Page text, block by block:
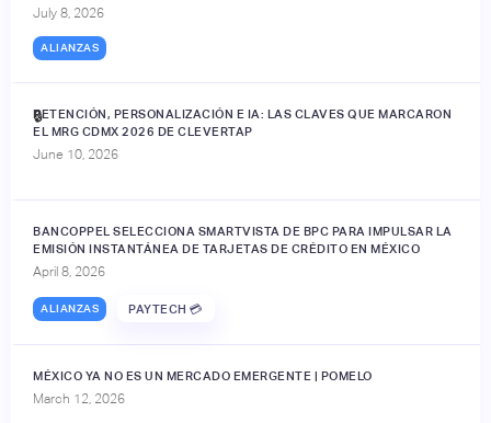
July 8, 2026
ALIANZAS
RETENCIÓN, PERSONALIZACIÓN E IA: LAS CLAVES QUE MARCARON
EL MRG CDMX 2026 DE CLEVERTAP
June 10, 2026
🔒
BANCOPPEL SELECCIONA SMARTVISTA DE BPC PARA IMPULSAR LA
EMISIÓN INSTANTÁNEA DE TARJETAS DE CRÉDITO EN MÉXICO
April 8, 2026
ALIANZAS PAYTECH 💳
MÉXICO YA NO ES UN MERCADO EMERGENTE | POMELO
March 12, 2026